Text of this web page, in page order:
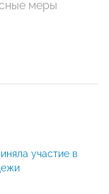
меры
участие в